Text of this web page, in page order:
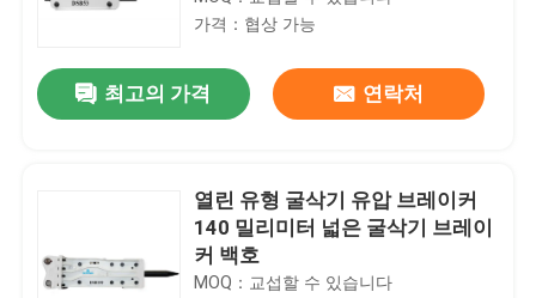
가격：협상 가능
최고의 가격 연락처
열린 유형 굴삭기 유압 브레이커
140 밀리미터 넓은 굴삭기 브레이
커 백호
MOQ：교섭할 수 있습니다